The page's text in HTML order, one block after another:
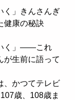
く」きんさんぎ
健康の秘訣
く」——これ
が生前に語って
、かつてテレビ
歳、108歳ま